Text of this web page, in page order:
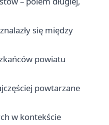
się między
powiatu
powtarzane
w kontekście